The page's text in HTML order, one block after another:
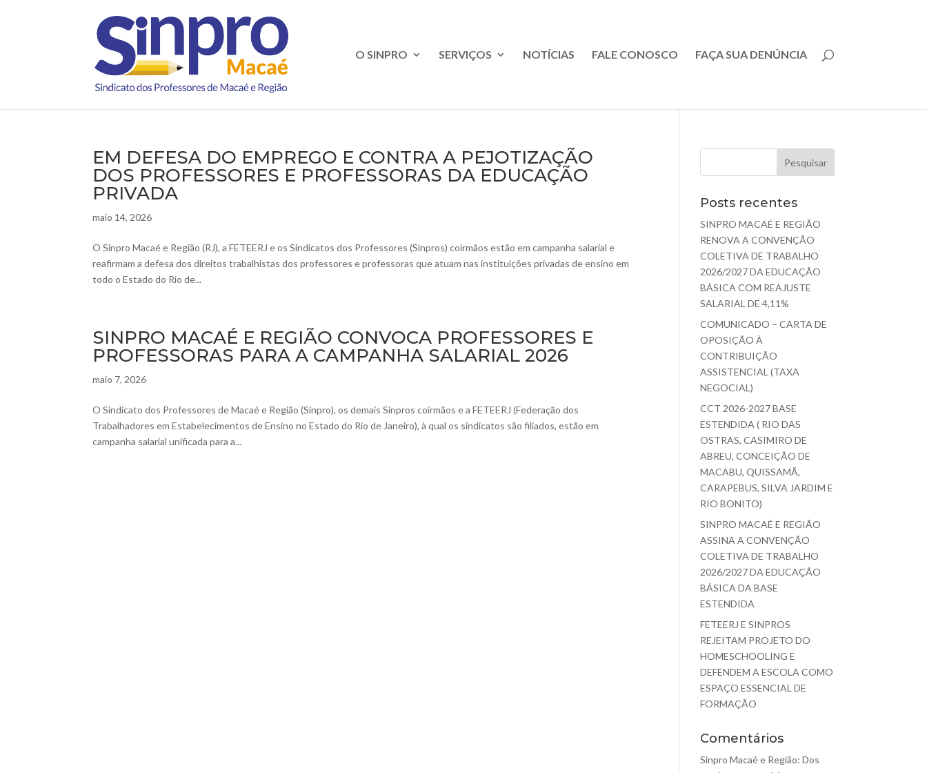
O SINPRO SERVIÇOS NOTÍCIAS FALE CONOSCO FAÇA SUA DENÚNCIA
EM DEFESA DO EMPREGO E CONTRA A PEJOTIZAÇÃO
DOS PROFESSORES E PROFESSORAS DA EDUCAÇÃO
PRIVADA
maio 14, 2026
O Sinpro Macaé e Região (RJ), a FETEERJ e os Sindicatos dos Professores (Sinpros) coirmãos estão em campanha salarial e
reafirmam a defesa dos direitos trabalhistas dos professores e professoras que atuam nas instituições privadas de ensino em
todo o Estado do Rio de...
SINPRO MACAÉ E REGIÃO CONVOCA PROFESSORES E
PROFESSORAS PARA A CAMPANHA SALARIAL 2026
maio 7, 2026
O Sindicato dos Professores de Macaé e Região (Sinpro), os demais Sinpros coirmãos e a FETEERJ (Federação dos
Trabalhadores em Estabelecimentos de Ensino no Estado do Rio de Janeiro), à qual os sindicatos são filiados, estão em
campanha salarial unificada para a...
Posts recentes
SINPRO MACAÉ E REGIÃO
RENOVA A CONVENÇÃO
COLETIVA DE TRABALHO
2026/2027 DA EDUCAÇÃO
BÁSICA COM REAJUSTE
SALARIAL DE 4,11%
COMUNICADO – CARTA DE
OPOSIÇÃO À
CONTRIBUIÇÃO
ASSISTENCIAL (TAXA
NEGOCIAL)
CCT 2026-2027 BASE
ESTENDIDA ( RIO DAS
OSTRAS, CASIMIRO DE
ABREU, CONCEIÇÃO DE
MACABU, QUISSAMÃ,
CARAPEBUS, SILVA JARDIM E
RIO BONITO)
SINPRO MACAÉ E REGIÃO
ASSINA A CONVENÇÃO
COLETIVA DE TRABALHO
2026/2027 DA EDUCAÇÃO
BÁSICA DA BASE
ESTENDIDA
FETEERJ E SINPROS
REJEITAM PROJETO DO
HOMESCHOOLING E
DEFENDEM A ESCOLA COMO
ESPAÇO ESSENCIAL DE
FORMAÇÃO
Comentários
Sinpro Macaé e Região: Dos